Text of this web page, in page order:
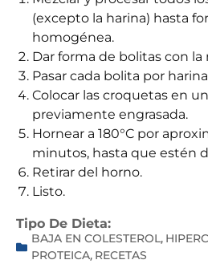
(excepto la harina) hasta
homogénea.
Dar forma de bolitas con la
Pasar cada bolita por
Colocar las croquetas en
previamente engrasada.
Hornear a 180°C por
minutos, hasta que estén
Retirar del horno.
Listo.
Tipo De Dieta:
BAJA EN COLESTEROL,
PROTEICA, RECETAS